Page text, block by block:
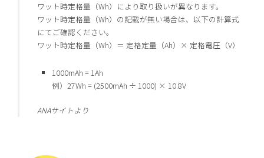
ワット時定格量（Wh）により取り扱いが異なります。
ワット時定格量（Wh）の記載が無い場合は、以下の計算式
にてご確認ください。
ワット時定格量（Wh）＝ 定格定量（Ah）× 定格電圧（V）
1000mAh = 1Ah
例）27Wh = (2500mAh ÷ 1000) × 10.8V
ANAサイトより